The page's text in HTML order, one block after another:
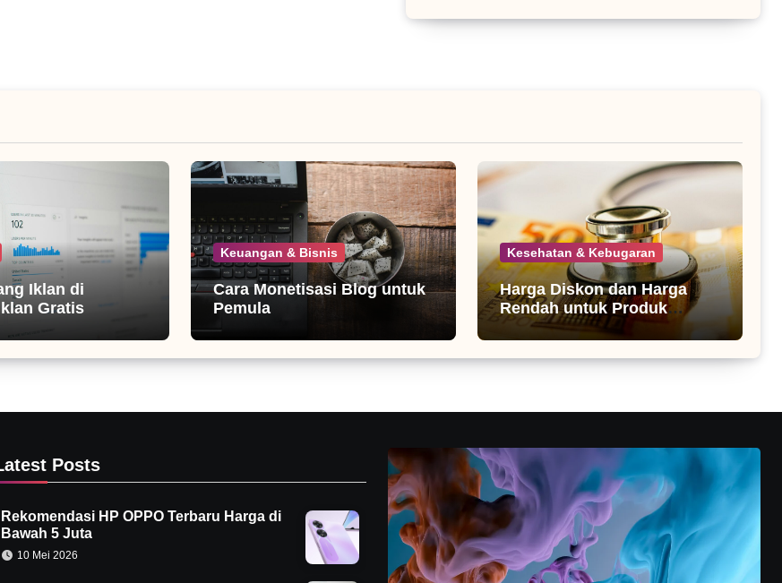
Iklan di
Gratis
Keuangan & Bisnis
Cara Monetisasi Blog untuk
Pemula
Kesehatan & Kebugaran
Harga Diskon dan Harga
Rendah untuk Produk
Kesehatan
Posts
Rekomendasi HP OPPO Terbaru Harga di
Bawah 5 Juta
10 Mei 2026